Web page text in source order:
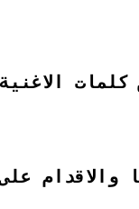
الاغنية
والاقدام